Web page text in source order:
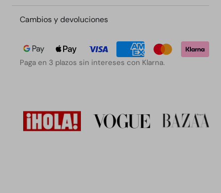
Cambios y devoluciones
Paga en 3 plazos sin intereses con Klarna.